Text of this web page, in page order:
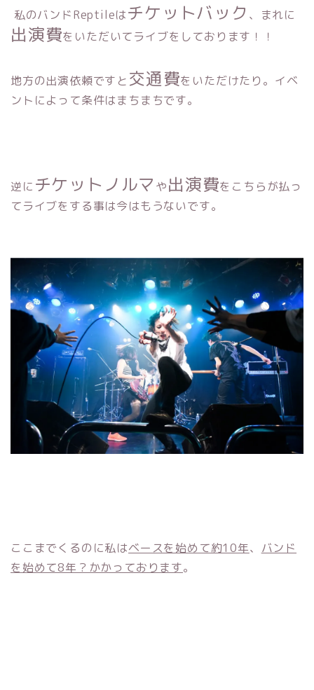
私のバンドReptileはチケットバック 、まれに
出演費をいただいてライブをしております！！
地方の出演依頼ですと 交通費をいただけたり。イベ
ントによって条件はまちまちです。
逆に チケットノルマ や出演費をこちらが払っ
てライブをする事は今はもうないです。
ここまでくるのに私はベースを始めて約10年、 バンド
を始めて8年？かかっております。